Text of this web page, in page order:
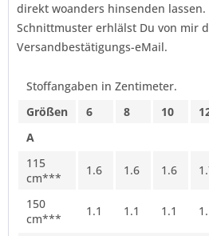
direkt woanders hinsenden
Schnittmuster erhlälst Du von mir
Versandbestätigungs-eMail.
Stoffangaben in Zentimeter.
Größen
6 8 10
A
115
cm***
1.6 1.6 1.6
150
cm***
1.1 1.1 1.1